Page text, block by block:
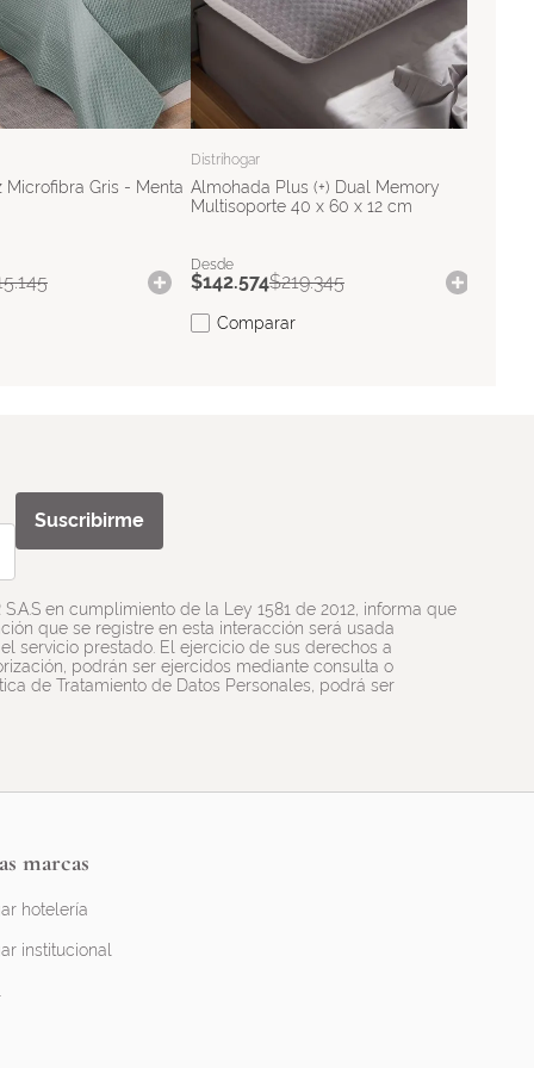
Microfibra Gris - Menta
.145
Distrihogar
Almohada Plus (+) Dual Memory
Multisoporte 40 x 60 x 12 cm
$142.574$219.345
Comparar
Suscribirme
S.A.S en cumplimiento de la Ley 1581 de 2012, informa que
que se registre en esta interacción será usada
servicio prestado. El ejercicio de sus derechos a
podrán ser ejercidos mediante consulta o
de Tratamiento de Datos Personales, podrá ser
marcas
hotelería
institucional